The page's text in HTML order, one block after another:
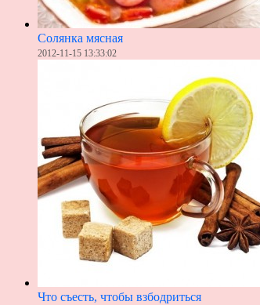
Солянка мясная
2012-11-15 13:33:02
Что съесть, чтобы взбодриться